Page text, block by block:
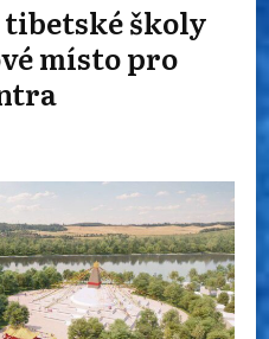
školy
místo pro